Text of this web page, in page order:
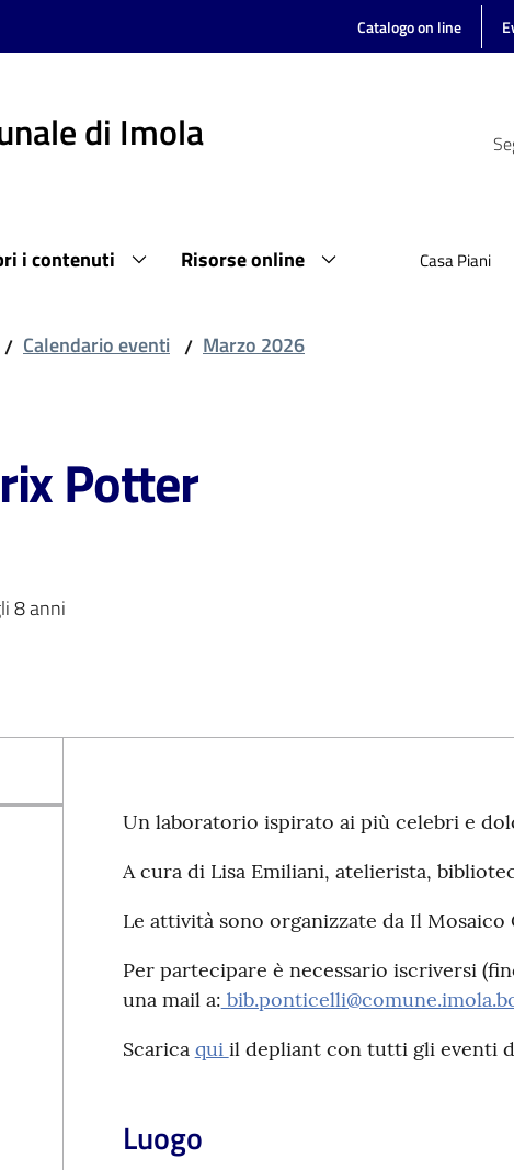
Catalogo on line
di Imola
i contenuti Risorse online Casa Piani
/ Calendario eventi / Marzo 2026
Potter
8 anni
Un laboratorio ispirato ai più celebri e
A cura di Lisa Emiliani, atelierista,
Le attività sono organizzate da Il
Per partecipare è necessario iscriversi
una mail a:
Scarica qui il depliant con tutti gli eventi
Luogo